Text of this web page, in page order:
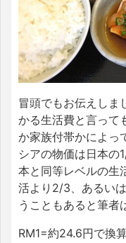
冒頭でもお伝えしま
かる生活費と言って
か家族付帯かによっ
シアの物価は日本の
本と同等レベルの生
活より2/3、あるい
うこともあると筆者
RM1=約24.6円で換